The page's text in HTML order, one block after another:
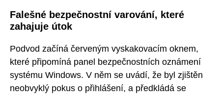
Falešné bezpečnostní varování, které
zahajuje útok
Podvod začíná červeným vyskakovacím oknem,
které připomíná panel bezpečnostních oznámení
systému Windows. V něm se uvádí, že byl zjištěn
neobvyklý pokus o přihlášení, a předkládá se